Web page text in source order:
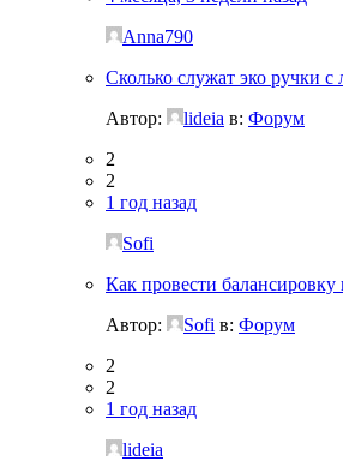
Anna790
Сколько служат эко ручки с
Автор:
lideia в: Форум
2
2
1 год назад
Sofi
Как провести балансировку
Автор:
Sofi в: Форум
2
2
1 год назад
lideia